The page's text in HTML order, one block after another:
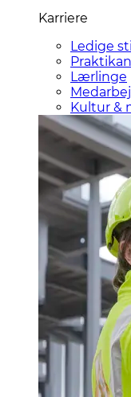
Karriere
Ledige
Lærlinge
Kultur &